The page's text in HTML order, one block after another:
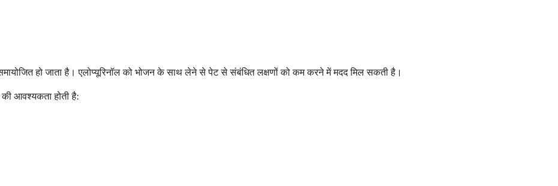
हो जाता है। एलोप्यूरिनॉल को भोजन के साथ लेने से पेट से संबंधित लक्षणों को कम करने में मदद मिल सकती है।
की आवश्यकता होती है: